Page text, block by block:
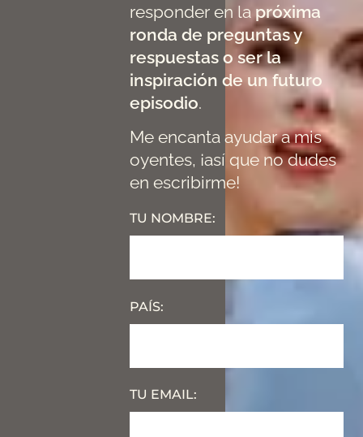
responder en la próxima
ronda de preguntas y
respuestas o ser la
inspiración de un futuro
episodio.
Me encanta ayudar a mis
oyentes, ¡así que no dudes
en escribirme!
TU NOMBRE:
PAÍS:
TU EMAIL: